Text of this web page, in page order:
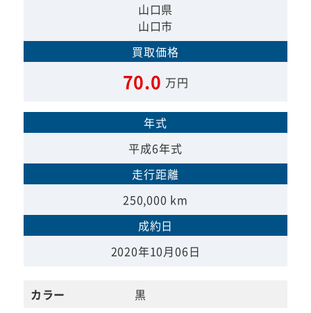
山口県
山口市
買取価格
70.0 万円
年式
平成6年式
走行距離
250,000 km
成約日
2020年10月06日
カラー
黒